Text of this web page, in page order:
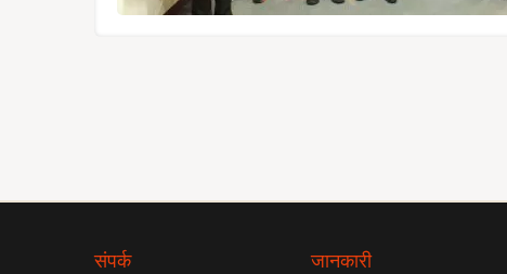
संपर्क जानकारी